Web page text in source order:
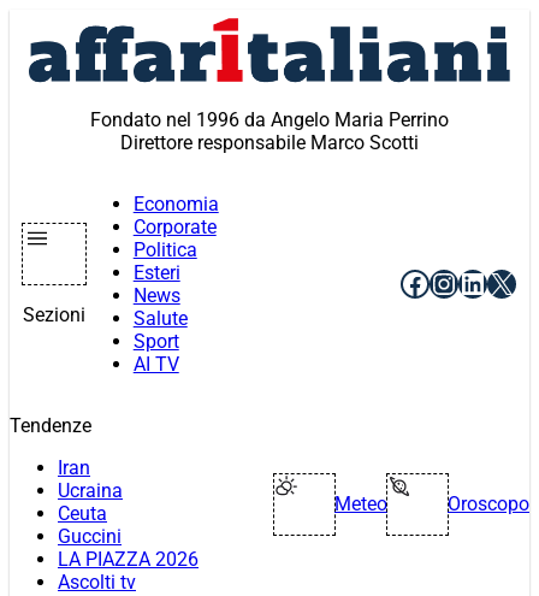
contenuto
Fondato nel 1996 da Angelo Maria Perrino
Direttore responsabile Marco Scotti
Sezioni
Economia
Corporate
Politica
Esteri
News
Salute
Sport
AI TV
Facebook
X
Tendenze
Iran
Ucraina
Ceuta
Guccini
LA PIAZZA 2026
Ascolti tv
Meteo Oroscopo